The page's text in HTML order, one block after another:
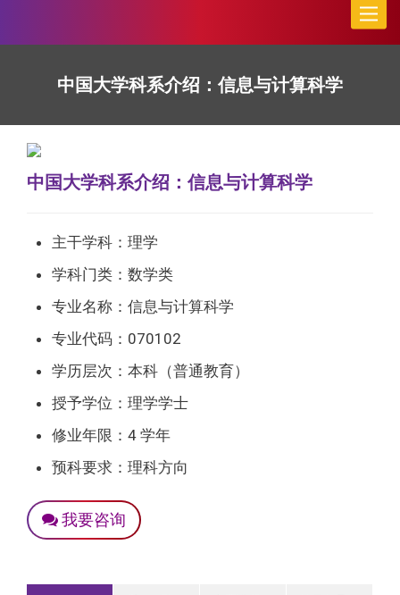
Toggle
中国大学科系介绍：信息与计算科学
中国大学科系介绍：信息与计算科学
主干学科：理学
学科门类：数学类
专业名称：信息与计算科学
专业代码：070102
学历层次：本科（普通教育）
授予学位：理学学士
修业年限：4 学年
预科要求：理科方向
我要咨询